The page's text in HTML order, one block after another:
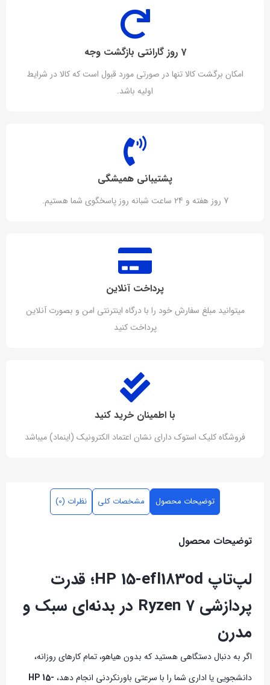
7 روز گارانتی بازگشت وجه
امکان برگشت کالا تنها در صورتی مورد قبول است که کالا در شرایط
اولیه باشد.
پشتیبانی همیشگی
7 روز هفته و 24 ساعت شبانه روز پاسخگوی شما هستیم.
پرداخت آنلاین
میتوانید مبلغ سفارش خود را با درگاه اینترنتی امن و بصورت آنلاین
پرداخت کنید
با اطمینان خرید کنید
فروشگاه کلیک استوک دارای نشان اعتماد الکترونیک (اینماد) میباشد
توضیحات محصول مشخصات کلی نظرات (0)
توضیحات محصول
لپ‌تاپ HP 15-efl183od؛ قدرت
پردازشی Ryzen 7 در بدنه‌ای سبک و
مدرن
اگر به دنبال دستگاهی هستید که بدون هیاهو، تمام کارهای روزانه،
دانشجویی یا اداری شما را با سرعتی باورنکردنی انجام دهد، HP 15-